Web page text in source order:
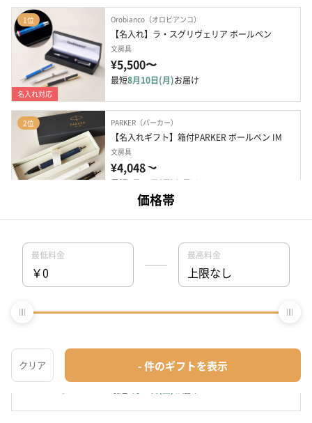
1位
名入れ対応
Orobianco（オロビアンコ）
【名入れ】ラ・スグリヴェリア ボールペン
文房具
¥5,500〜
最短8月10日(月)お届け
2位 PARKER（パーカー）
【名入れギフト】箱付PARKER ボールペン IM
文房具
¥4,048〜
最短 8月10日(月) お届け
【名入れ・専用ギフトBOX】ハンカチ＆ボールペ
¥4,400
¥7,700